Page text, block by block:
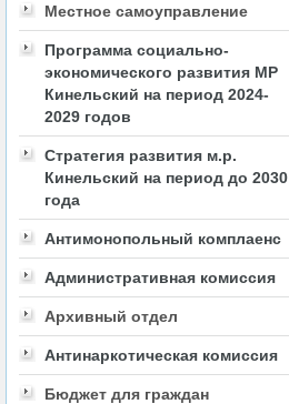
Местное самоуправление
Программа социально-
экономического развития МР
Кинельский на период 2024-
2029 годов
Стратегия развития м.р.
Кинельский на период до 2030
года
Антимонопольный комплаенс
Административная комиссия
Архивный отдел
Антинаркотическая комиссия
Бюджет для граждан